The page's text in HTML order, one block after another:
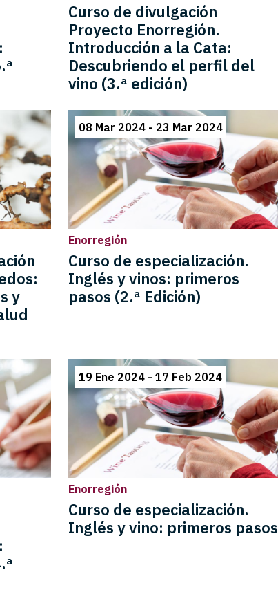
Curso de divulgación
Proyecto Enorregión.
Introducción a la Cata:
Descubriendo el perfil del
vino (3.ª edición)
y
08 Mar 2024 - 23 Mar 2024
Enorregión
Curso de especialización.
Inglés y vinos: primeros
pasos (2.ª Edición)
19 Ene 2024 - 17 Feb 2024
Enorregión
Curso de especialización.
Inglés y vino: primeros pasos